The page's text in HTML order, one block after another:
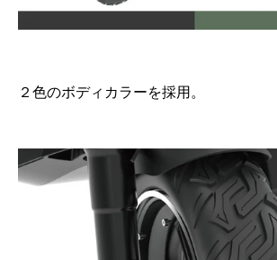
２色のボディカラーを採用。